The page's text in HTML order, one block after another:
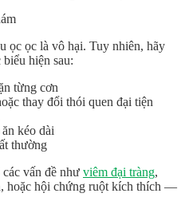
ọc ọc là vô hại. Tuy nhiên, hãy
hiện sau:
từng cơn
thay đổi thói quen đại tiện
kéo dài
thường
vấn đề như viêm đại tràng,
hoặc hội chứng ruột kích thích —